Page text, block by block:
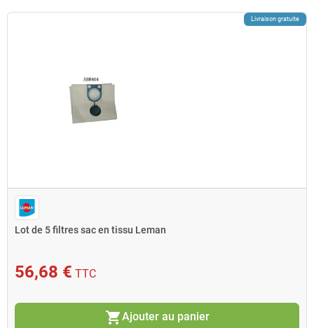
Livraison gratuite
Lot de 5 filtres sac en tissu Leman
56,68 € TTC
shopping_cartAjouter au panier